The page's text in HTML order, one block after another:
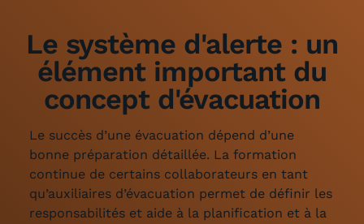
Le système d'alerte : un
élément important du
concept d'évacuation
Le succès d’une évacuation dépend d’une
bonne préparation détaillée. La formation
continue de certains collaborateurs en tant
qu’auxiliaires d’évacuation permet de définir les
responsabilités et aide à la planification et à la